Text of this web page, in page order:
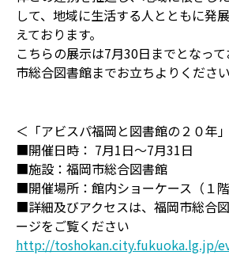
して、地域に生活する人とともに発
えております。
こちらの展示は7月30日までとなっ
市総合図書館までお立ちよりください
＜「アビスパ福岡と図書館の２０年
■開催日時： 7月1日～7月31日
■施設：福岡市総合図書館
■開催場所：館内ショーケース（１階
■詳細及びアクセスは、福岡市総合
ージをご覧ください
http://toshokan.city.fukuoka.lg.jp/